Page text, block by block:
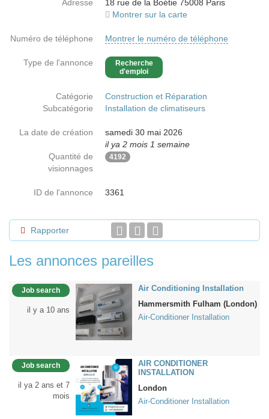
Adresse
18 rue de la Boétie 75008 Paris
Montrer sur la carte
Numéro de téléphone Montrer le numéro de téléphone
Type de l'annonce
Recherche
d'emploi
Catégorie
Construction et Réparation
Subcatégorie
Installation de climatiseurs
La date de création
samedi 30 mai 2026
il ya 2 mois 1 semaine
Quantité de
visionnages
4192
ID de l'annonce 3361
Rapporter
Les annonces pareilles
Job search
il y a 10 ans
Air Conditioning Installation
Hammersmith Fulham (London)
Air-Conditioner Installation
Job search
il ya 2 ans et 7
mois
AIR CONDITIONER
INSTALLATION
London
Air-Conditioner Installation